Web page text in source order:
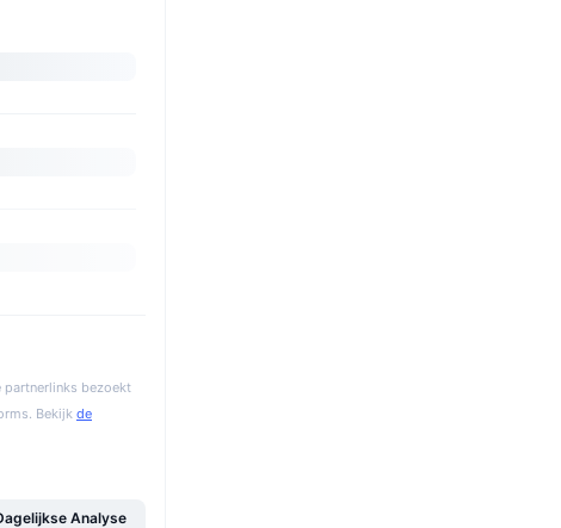
partnerlinks bezoekt
Bekijk de
Analyse